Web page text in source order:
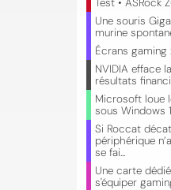
Test • ASRock
Une souris
murine
Écrans
NVIDIA efface
résultats
Microsoft loue
sous Windows
Si Roccat
périphérique
se fai...
Une carte
s'équiper